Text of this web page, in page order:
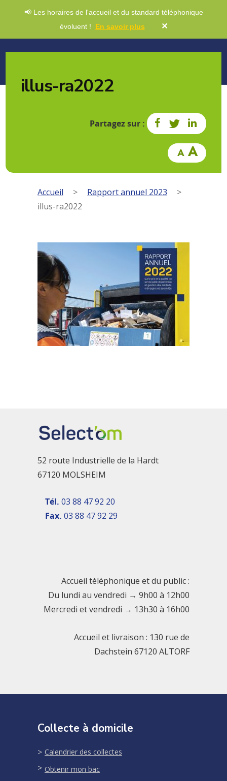
📢 Les horaires de l'accueil et du standard téléphonique
évoluent ! En savoir plus ✕
illus-ra2022
Partagez sur :
Accueil > Rapport annuel 2023
>
illus-ra2022
52 route Industrielle de la Hardt
67120 MOLSHEIM
Tél. 03 88 47 92 20
Fax. 03 88 47 92 29
Accueil téléphonique et du public :
Du lundi au vendredi → 9h00 à 12h00
Mercredi et vendredi → 13h30 à 16h00
Accueil et livraison : 130 rue de
Dachstein 67120 ALTORF
Collecte à domicile
Calendrier des collectes
Obtenir mon bac